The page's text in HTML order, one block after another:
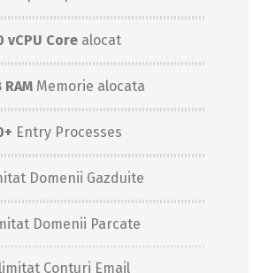
vCPU Core alocat
RAMMemorie alocata
Entry Processes
Domenii Gazduite
Domenii Parcate
Conturi Email